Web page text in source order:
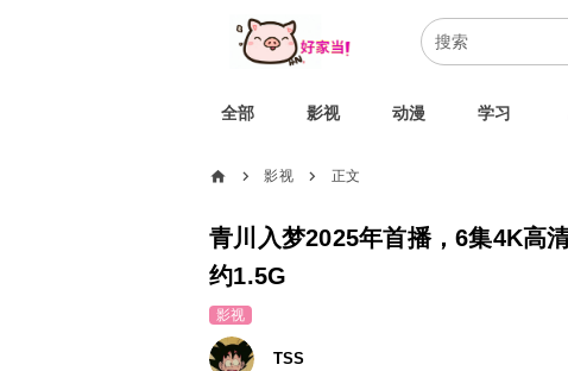
全部 影视 动漫 学习
home chevron_right 影视 chevron_right 正文
青川入梦2025年首播，6集4K高
约1.5G
影视
TSS